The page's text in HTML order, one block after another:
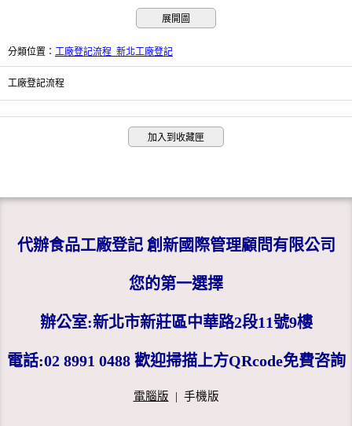
展開圖
分類位置 ： 工廠登記流程_新北工廠登記
工廠登記流程
加入到收藏匣
代辦食品工廠登記 創新國際管理顧問有限公司
您的第一選擇
辦公室:新北市新莊區中華路2段11號9樓
電話:02 8991 0488 歡迎掃描上方QRcode免費咨詢
電腦版 | 手機版